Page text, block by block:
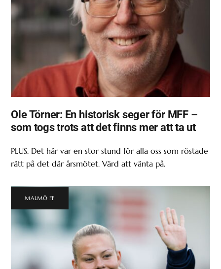
Ole Törner: En historisk seger för MFF –
som togs trots att det finns mer att ta ut
PLUS. Det här var en stor stund för alla oss som röstade
rätt på det där årsmötet. Värd att vänta på.
MALMÖ FF